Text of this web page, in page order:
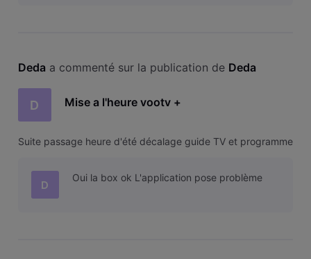
Deda a commenté sur la publication de Deda
D Mise a l'heure vootv +
Suite passage heure d'été décalage guide TV et programme
D
Oui la box ok L'application pose problème